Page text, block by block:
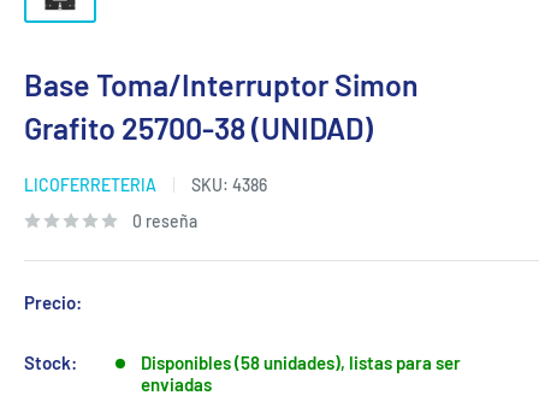
Base Toma/Interruptor Simon
Grafito 25700-38 (UNIDAD)
LICOFERRETERIA SKU: 4386
0 reseña
Precio:
Stock:
Disponibles (58 unidades), listas para ser
enviadas